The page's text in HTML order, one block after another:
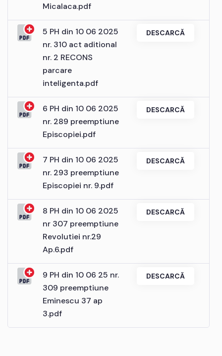
Micalaca.pdf
5 PH din 10 06 2025
nr. 310 act aditional
nr. 2 RECONS
parcare
inteligenta.pdf
DESCARCĂ
6 PH din 10 06 2025
nr. 289 preemptiune
Episcopiei.pdf
DESCARCĂ
7 PH din 10 06 2025
nr. 293 preemptiune
Episcopiei nr. 9.pdf
DESCARCĂ
8 PH din 10 06 2025
nr 307 preemptiune
Revolutiei nr.29
Ap.6.pdf
DESCARCĂ
9 PH din 10 06 25 nr.
309 preemptiune
Eminescu 37 ap
3.pdf
DESCARCĂ